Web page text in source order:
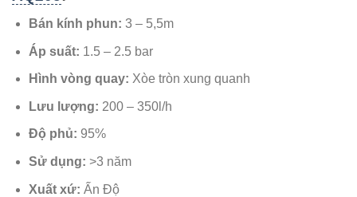
Bán kính phun: 3 – 5,5m
Áp suất: 1.5 – 2.5 bar
Hình vòng quay: Xòe tròn xung quanh
Lưu lượng: 200 – 350l/h
Độ phủ: 95%
Sử dụng: >3 năm
Xuất xứ: Ấn Độ